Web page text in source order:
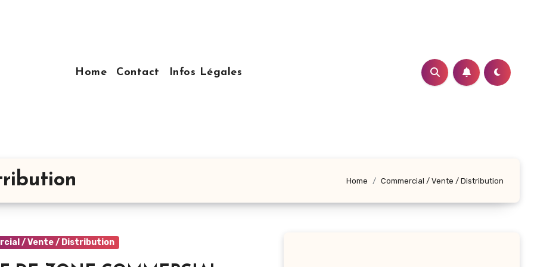
Home
Contact Infos Légales
Home Commercial / Vente / Distribution
/ Vente / Distribution